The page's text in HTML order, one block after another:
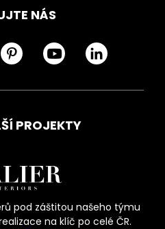
NÁS
PROJEKTY
pod záštitou našeho týmu
na klíč po celé ČR.